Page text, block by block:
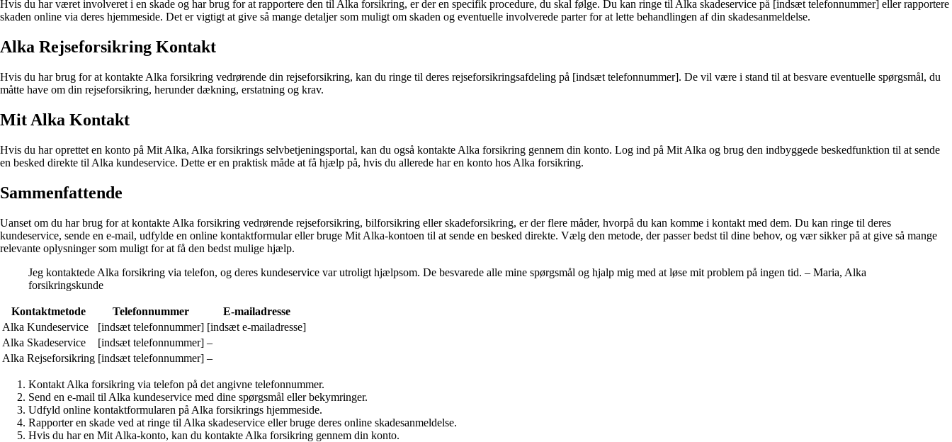
Hvis du har været involveret i en skade og har brug for at rapportere den til Alka forsikring, er der en specifik procedure, du skal følge. Du kan ringe til Alka skadeservice på [indsæt telefonnummer] eller rapportere
skaden online via deres hjemmeside. Det er vigtigt at give så mange detaljer som muligt om skaden og eventuelle involverede parter for at lette behandlingen af din skadesanmeldelse.
Alka Rejseforsikring Kontakt
Hvis du har brug for at kontakte Alka forsikring vedrørende din rejseforsikring, kan du ringe til deres rejseforsikringsafdeling på [indsæt telefonnummer]. De vil være i stand til at besvare eventuelle spørgsmål, du
måtte have om din rejseforsikring, herunder dækning, erstatning og krav.
Mit Alka Kontakt
Hvis du har oprettet en konto på Mit Alka, Alka forsikrings selvbetjeningsportal, kan du også kontakte Alka forsikring gennem din konto. Log ind på Mit Alka og brug den indbyggede beskedfunktion til at sende
en besked direkte til Alka kundeservice. Dette er en praktisk måde at få hjælp på, hvis du allerede har en konto hos Alka forsikring.
Sammenfattende
Uanset om du har brug for at kontakte Alka forsikring vedrørende rejseforsikring, bilforsikring eller skadeforsikring, er der flere måder, hvorpå du kan komme i kontakt med dem. Du kan ringe til deres
kundeservice, sende en e-mail, udfylde en online kontaktformular eller bruge Mit Alka-kontoen til at sende en besked direkte. Vælg den metode, der passer bedst til dine behov, og vær sikker på at give så mange
relevante oplysninger som muligt for at få den bedst mulige hjælp.
Jeg kontaktede Alka forsikring via telefon, og deres kundeservice var utroligt hjælpsom. De besvarede alle mine spørgsmål og hjalp mig med at løse mit problem på ingen tid. – Maria, Alka
forsikringskunde
Kontaktmetode Telefonnummer
E-mailadresse
Alka Kundeservice
[indsæt telefonnummer] [indsæt e-mailadresse]
Alka Skadeservice
[indsæt telefonnummer] –
Alka Rejseforsikring [indsæt telefonnummer] –
Kontakt Alka forsikring via telefon på det angivne telefonnummer.
Send en e-mail til Alka kundeservice med dine spørgsmål eller bekymringer.
Udfyld online kontaktformularen på Alka forsikrings hjemmeside.
Rapporter en skade ved at ringe til Alka skadeservice eller bruge deres online skadesanmeldelse.
Hvis du har en Mit Alka-konto, kan du kontakte Alka forsikring gennem din konto.